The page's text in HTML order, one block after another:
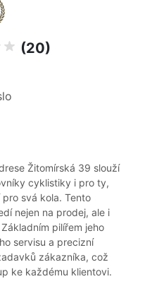
(20)
Žitomírská 39 slouží
cyklistiky i pro ty,
svá kola. Tento
nejen na prodej, ale i
pilířem jeho
servisu a precizní
zákazníka, což
ke každému klientovi.